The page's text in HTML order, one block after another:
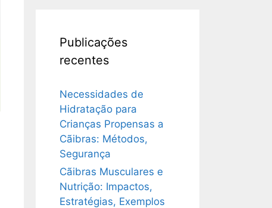
Publicações
recentes
Necessidades de
Hidratação para
Crianças Propensas a
Cãibras: Métodos,
Segurança
Cãibras Musculares e
Nutrição: Impactos,
Estratégias, Exemplos